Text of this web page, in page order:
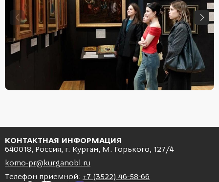
КОНТАКТНАЯ ИНФОРМАЦИЯ
640018, Россия, г. Курган, М. Горького, 127/4
komo-pr@kurganobl.ru
Телефон приёмной: +7 (3522) 46-58-66